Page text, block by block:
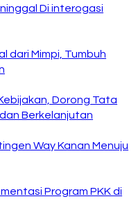
Di interogasi
dari Mimpi, Tumbuh
Dorong Tata
Berkelanjutan
Way Kanan Menuju
Program PKK di